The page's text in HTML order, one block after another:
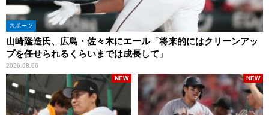
スポーツ
山崎隆造氏、広島・佐々木にエール「将来的にはクリーンアッ
プを任せられるくらいまでは成長して」
2026.08.06
NEW NEW